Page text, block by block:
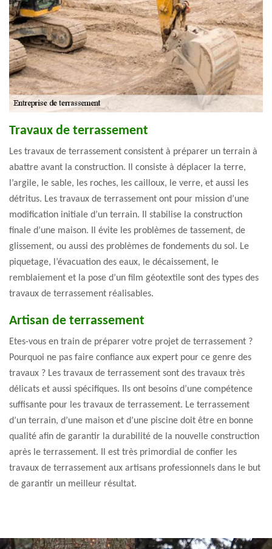
Travaux de terrassement
Les travaux de terrassement consistent à préparer un terrain à
abattre avant la construction. Il consiste à déplacer la terre,
l’argile, le sable, les roches, les cailloux, le verre, et aussi les
détritus. Les travaux de terrassement ont pour mission d’une
modification initiale d’un terrain. Il stabilise la construction
finale d’une maison. Il évite les problèmes de tassement, de
glissement, ou aussi des problèmes de fondements du sol. Le
piquetage, l’évacuation des eaux, le décaissement, le
remblaiement et la pose d’un film géotextile sont des types des
travaux de terrassement réalisables.
Artisan de terrassement
Etes-vous en train de préparer votre projet de terrassement ?
Pourquoi ne pas faire confiance aux expert pour ce genre des
travaux ? Les travaux de terrassement sont des travaux très
délicats et aussi spécifiques. Ils ont besoins d’une compétence
suffisante pour les travaux de terrassement. Le terrassement
d’un terrain, d’une maison et d’une piscine doit être en bonne
qualité afin de garantir la durabilité de la nouvelle construction
après le terrassement. Il est très primordial de confier les
travaux de terrassement aux artisans professionnels dans le but
de garantir un meilleur résultat.